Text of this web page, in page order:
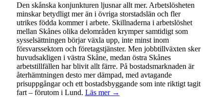
Den skånska konjunkturen ljusnar allt mer. Arbetslösheten
minskar betydligt mer än i övriga storstadslän och fler
utrikes födda kommer i arbete. Skillnaderna i arbetslöshet
mellan Skånes olika delområden krymper samtidigt som
sysselsättningen börjar växla upp, inte minst inom
försvarssektorn och företagstjänster. Men jobbtillväxten sker
huvudsakligen i västra Skåne, medan östra Skånes
arbetstillfällen har blivit allt färre. På bostadsmarknaden är
återhämtningen desto mer dämpad, med avtagande
prisuppgångar och ett bostadsbyggande som inte riktigt tagit
fart – förutom i Lund. Läs mer →